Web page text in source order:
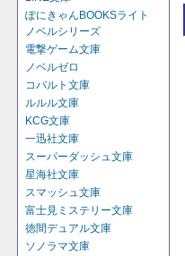
ぽにきゃんBOOKSライト
ノベルシリーズ
電撃ゲーム文庫
ノベルゼロ
コバルト文庫
ルルル文庫
KCG文庫
一迅社文庫
スーパーダッシュ文庫
星海社文庫
スマッシュ文庫
富士見ミステリー文庫
徳間デュアル文庫
ソノラマ文庫